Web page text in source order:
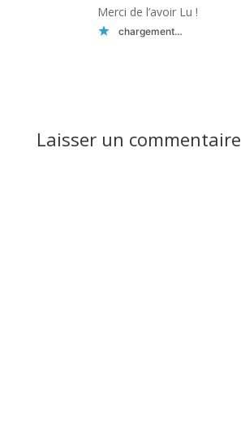
Merci de l’avoir Lu !
chargement…
Laisser un commentaire